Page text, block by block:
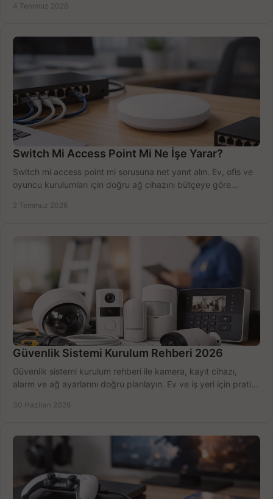
4 Temmuz 2026
Switch Mi Access Point Mi Ne İşe Yarar?
Switch mi access point mi sorusuna net yanıt alın. Ev, ofis ve
oyuncu kurulumları için doğru ağ cihazını bütçeye göre
2 Temmuz 2026
Güvenlik Sistemi Kurulum Rehberi 2026
Güvenlik sistemi kurulum rehberi ile kamera, kayıt cihazı,
alarm ve ağ ayarlarını doğru planlayın. Ev ve iş yeri için pratik
30 Haziran 2026